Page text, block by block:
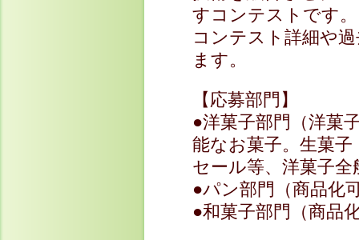
すコンテストです。
コンテスト詳細や
ます。
【応募部門】
●洋菓子部門（洋菓
能なお菓子。生菓
セール等、洋菓子全
●パン部門（商品化
●和菓子部門（商品